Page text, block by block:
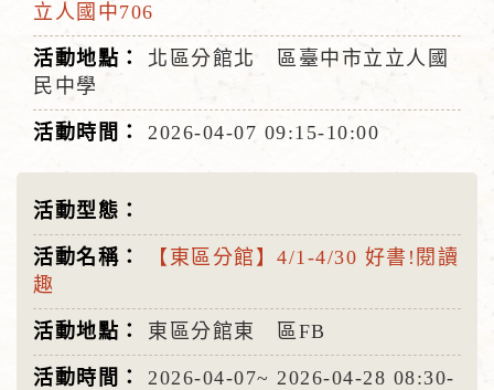
立人國中706
北區分館北 區臺中市立立人國
民中學
2026-04-07 09:15-10:00
【東區分館】4/1-4/30 好書!閱讀
趣
東區分館東 區FB
2026-04-07~ 2026-04-28 08:30-